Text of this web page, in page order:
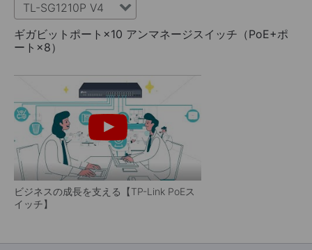
TL-SG1210P V4
ギガビットポート×10 アンマネージスイッチ（PoE+ポ
ート×8）
ビジネスの成長を支える【TP-Link PoEス
イッチ】